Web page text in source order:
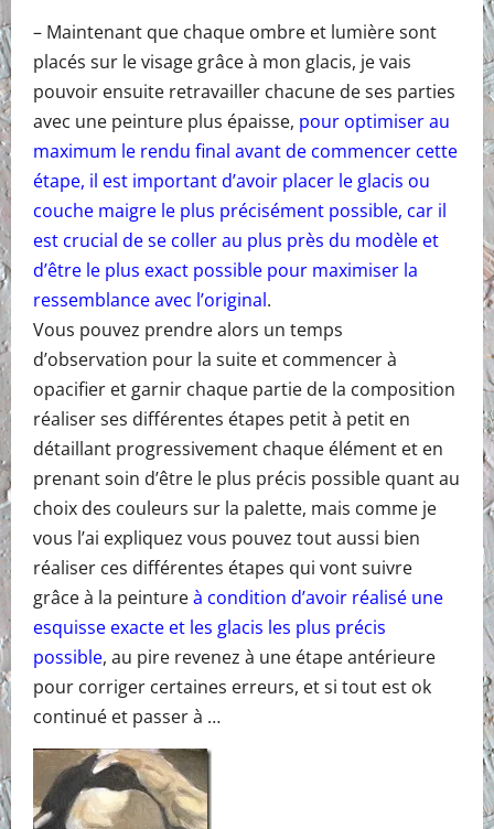
– Maintenant que chaque ombre et lumière sont
placés sur le visage grâce à mon glacis, je vais
pouvoir ensuite retravailler chacune de ses parties
avec une peinture plus épaisse, pour optimiser au
maximum le rendu final avant de commencer cette
étape, il est important d’avoir placer le glacis ou
couche maigre le plus précisément possible, car il
est crucial de se coller au plus près du modèle et
d’être le plus exact possible pour maximiser la
ressemblance avec l’original.
Vous pouvez prendre alors un temps
d’observation pour la suite et commencer à
opacifier et garnir chaque partie de la composition
réaliser ses différentes étapes petit à petit en
détaillant progressivement chaque élément et en
prenant soin d’être le plus précis possible quant au
choix des couleurs sur la palette, mais comme je
vous l’ai expliquez vous pouvez tout aussi bien
réaliser ces différentes étapes qui vont suivre
grâce à la peintureà condition d’avoir réalisé une
esquisse exacte et les glacis les plus précis
possible, au pire revenez à une étape antérieure
pour corriger certaines erreurs, et si tout est ok
continué et passer à …